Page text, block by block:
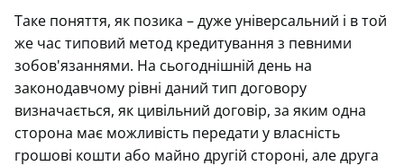
Таке поняття, як позика – дуже універсальний і в той
же час типовий метод кредитування з певними
зобов'язаннями. На сьогоднішній день на
законодавчому рівні даний тип договору
визначається, як цивільний договір, за яким одна
сторона має можливість передати у власність
грошові кошти або майно другій стороні, але друга